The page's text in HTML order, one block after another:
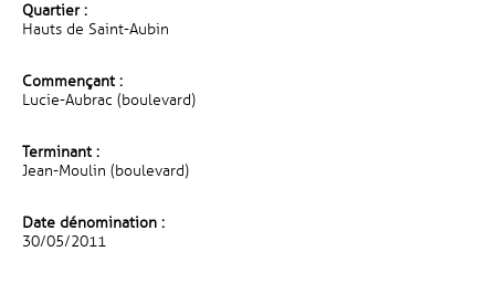
Quartier :
Hauts de Saint-Aubin
Commençant :
Lucie-Aubrac (boulevard)
Terminant :
Jean-Moulin (boulevard)
Date dénomination :
30/05/2011